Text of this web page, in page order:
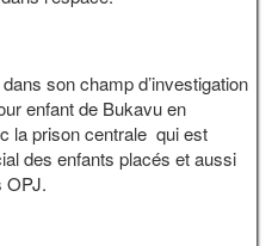
son champ d’investigation
enfant de Bukavu en
la prison centrale qui est
des enfants placés et aussi
OPJ.